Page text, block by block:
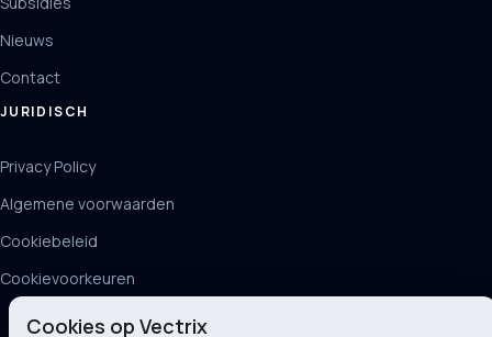
Nieuws
Contact
JURIDISCH
Privacy Policy
Algemene voorwaarden
Cookiebeleid
Cookievoorkeuren
Cookies op Vectrix